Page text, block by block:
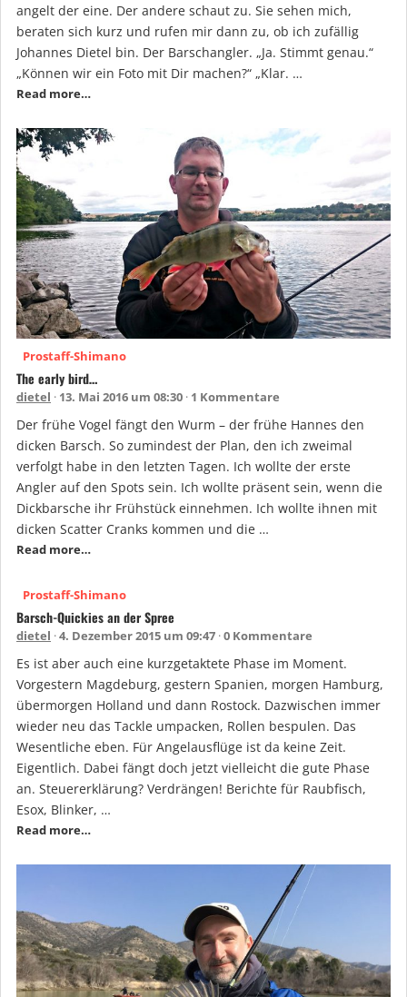
angelt der eine. Der andere schaut zu. Sie sehen mich,
beraten sich kurz und rufen mir dann zu, ob ich zufällig
Johannes Dietel bin. Der Barschangler. „Ja. Stimmt genau.“
„Können wir ein Foto mit Dir machen?“ „Klar. …
Read more…
Prostaff-Shimano
The early bird…
dietel 13. Mai 2016 um 08:30 1 Kommentare
Der frühe Vogel fängt den Wurm – der frühe Hannes den
dicken Barsch. So zumindest der Plan, den ich zweimal
verfolgt habe in den letzten Tagen. Ich wollte der erste
Angler auf den Spots sein. Ich wollte präsent sein, wenn die
Dickbarsche ihr Frühstück einnehmen. Ich wollte ihnen mit
dicken Scatter Cranks kommen und die …
Read more…
Prostaff-Shimano
Barsch-Quickies an der Spree
dietel 4. Dezember 2015 um 09:47 0 Kommentare
Es ist aber auch eine kurzgetaktete Phase im Moment.
Vorgestern Magdeburg, gestern Spanien, morgen Hamburg,
übermorgen Holland und dann Rostock. Dazwischen immer
wieder neu das Tackle umpacken, Rollen bespulen. Das
Wesentliche eben. Für Angelausflüge ist da keine Zeit.
Eigentlich. Dabei fängt doch jetzt vielleicht die gute Phase
an. Steuererklärung? Verdrängen! Berichte für Raubfisch,
Esox, Blinker, …
Read more…